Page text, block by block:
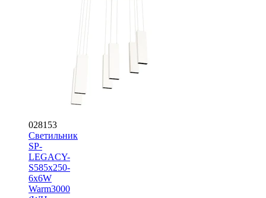
028153
Светильник
SP-
LEGACY-
S585x250-
6x6W
Warm3000